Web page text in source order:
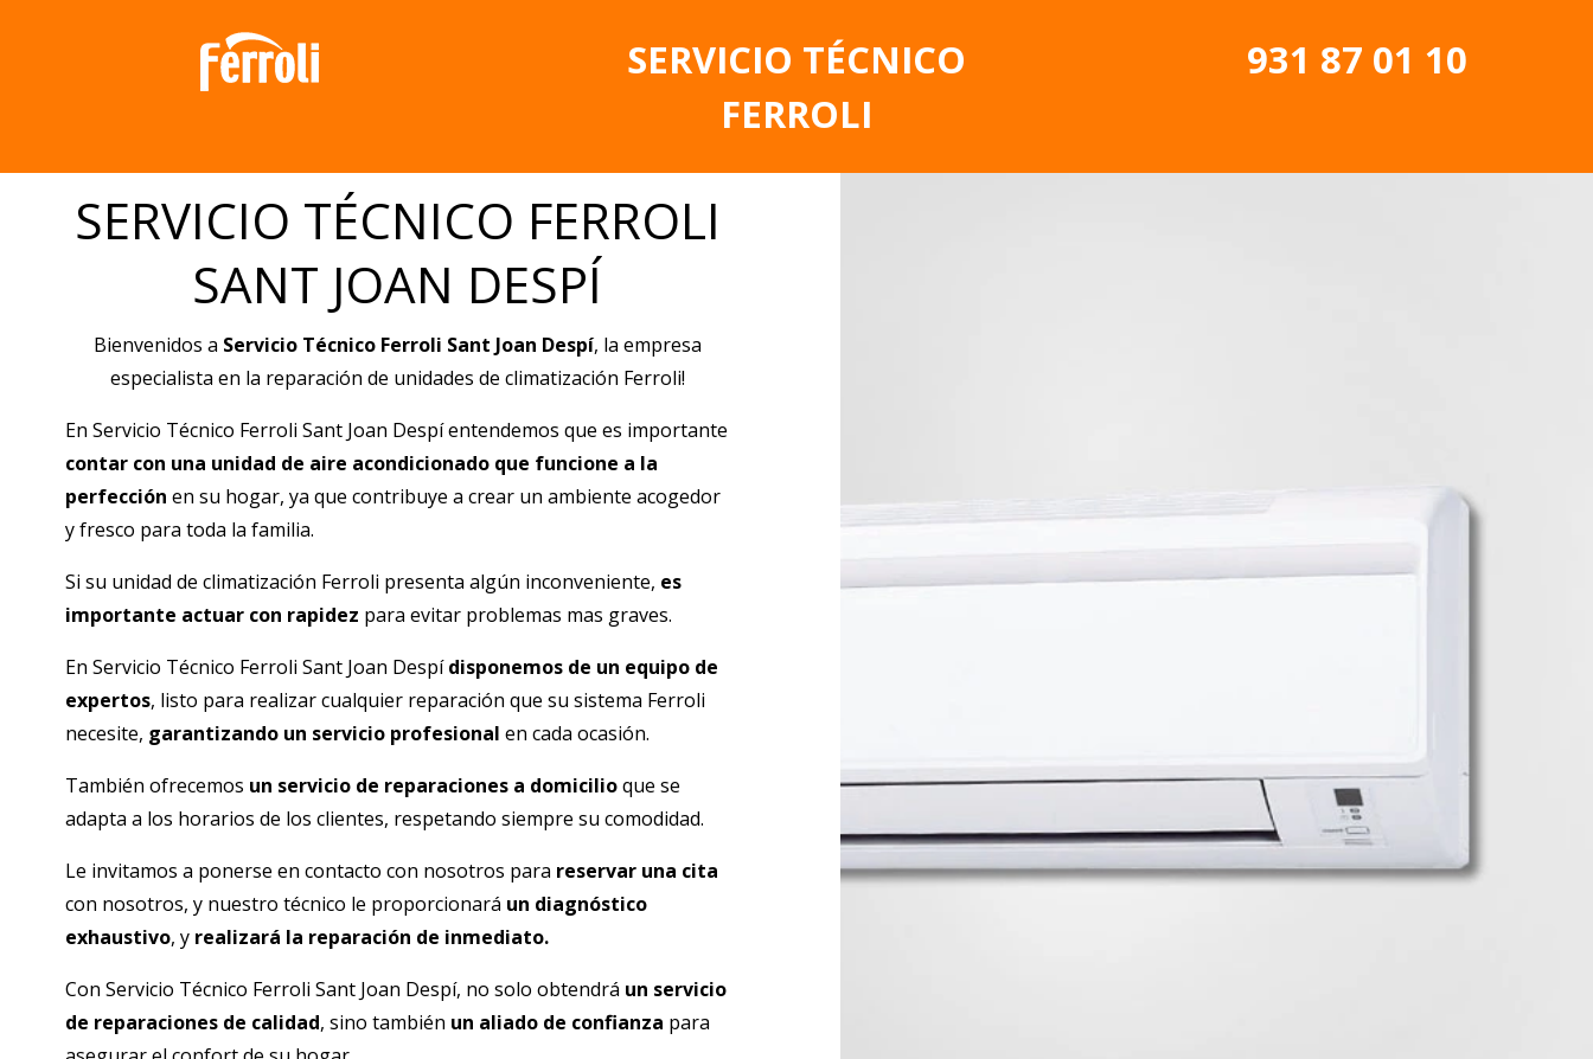
SERVICIO TÉCNICO
FERROLI
931 87 01 10
SERVICIO TÉCNICO FERROLI
SANT JOAN DESPÍ
Bienvenidos a Servicio Técnico Ferroli Sant Joan Despí, la empresa
especialista en la reparación de unidades de climatización Ferroli!
En Servicio Técnico Ferroli Sant Joan Despíentendemos que es importante
contar con una unidad de aire acondicionado que funcione a la
perfección en su hogar, ya que contribuye a crear un ambiente acogedor
y fresco para toda la familia.
Si su unidad de climatización Ferroli presenta algún inconveniente, es
importante actuar con rapidez para evitar problemas mas graves.
En Servicio Técnico Ferroli Sant Joan Despí disponemos de un equipo de
expertos, listo para realizar cualquier reparación que su sistema Ferroli
necesite, garantizando un servicio profesional en cada ocasión.
También ofrecemos un servicio de reparaciones a domicilioque se
adapta a los horarios de los clientes, respetando siempre su comodidad.
Le invitamos a ponerse en contacto con nosotros para reservar una cita
con nosotros, y nuestro técnico le proporcionará un diagnóstico
exhaustivo, y realizará la reparación de inmediato.
Con Servicio Técnico Ferroli Sant Joan Despí, no solo obtendrá un servicio
de reparaciones de calidad, sino también un aliado de confianza para